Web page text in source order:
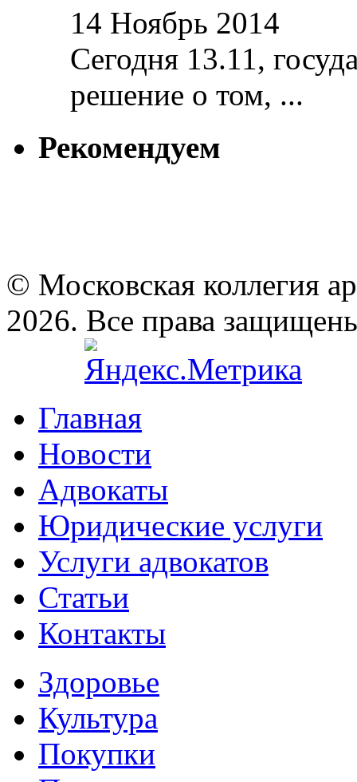
14 Ноябрь 2014
Сегодня 13.11,
решение о том, ...
Рекомендуем
© Московская коллегия
2026. Все права
Главная
Новости
Адвокаты
Юридические услуги
Услуги адвокатов
Статьи
Контакты
Здоровье
Культура
Покупки